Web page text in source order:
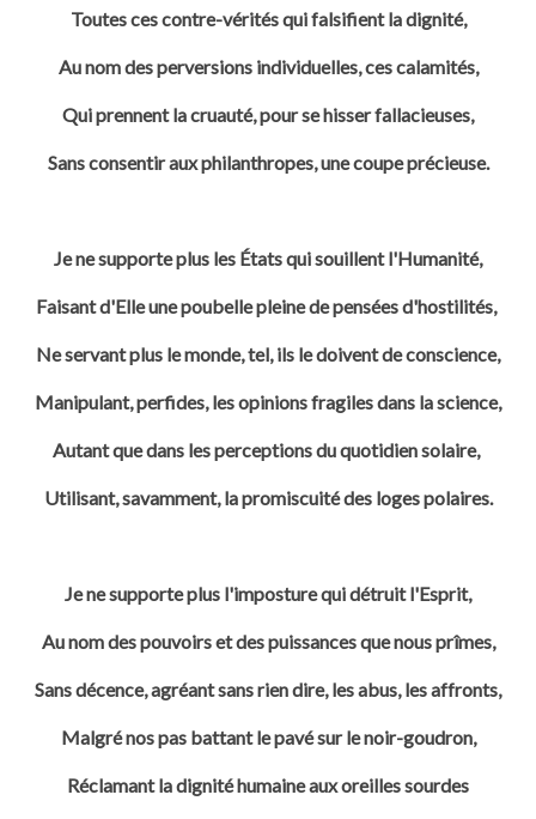
Toutes ces contre-vérités qui falsifient la dignité,
Au nom des perversions individuelles, ces calamités,
Qui prennent la cruauté, pour se hisser fallacieuses,
Sans consentir aux philanthropes, une coupe précieuse.
Je ne supporte plus les États qui souillent l'Humanité,
Faisant d'Elle une poubelle pleine de pensées d'hostilités,
Ne servant plus le monde, tel, ils le doivent de conscience,
Manipulant, perfides, les opinions fragiles dans la science,
Autant que dans les perceptions du quotidien solaire,
Utilisant, savamment, la promiscuité des loges polaires.
Je ne supporte plus l'imposture qui détruit l'Esprit,
Au nom des pouvoirs et des puissances que nous prîmes,
Sans décence, agréant sans rien dire, les abus, les affronts,
Malgré nos pas battant le pavé sur le noir-goudron,
Réclamant la dignité humaine aux oreilles sourdes